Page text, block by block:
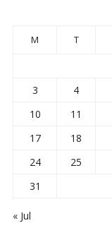
M T
3
4
10
11
17
18
24
25
31
« Jul